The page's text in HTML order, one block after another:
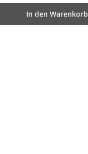
In den Warenkorb